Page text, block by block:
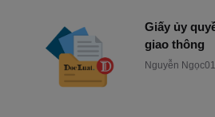
Giấy ủy
giao thông
Nguyễn Ngọc